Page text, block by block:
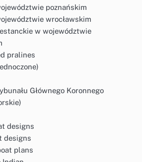
poznańskim
wrocławskim
w województwie
pralines
Głównego Koronnego
designs
designs
plans